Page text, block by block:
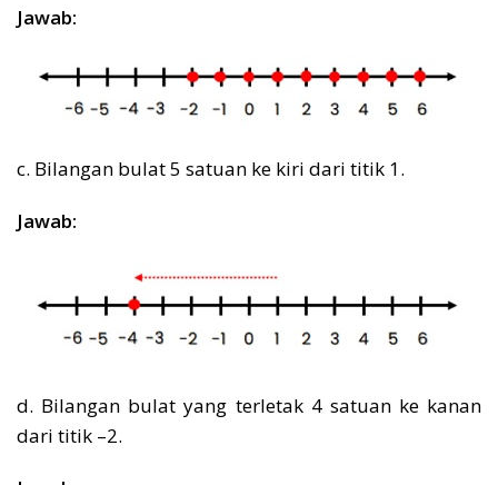
Jawab:
c. Bilangan bulat 5 satuan ke kiri dari titik 1.
Jawab:
d. Bilangan bulat yang terletak 4 satuan ke kanan
dari titik –2.